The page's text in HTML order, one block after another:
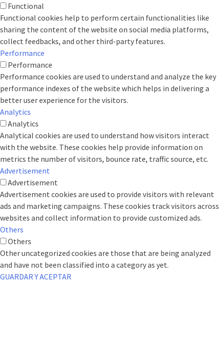
Functional
Functional cookies help to perform certain functionalities like
sharing the content of the website on social media platforms,
collect feedbacks, and other third-party features.
Performance
Performance
Performance cookies are used to understand and analyze the key
performance indexes of the website which helps in delivering a
better user experience for the visitors.
Analytics
Analytics
Analytical cookies are used to understand how visitors interact
with the website. These cookies help provide information on
metrics the number of visitors, bounce rate, traffic source, etc.
Advertisement
Advertisement
Advertisement cookies are used to provide visitors with relevant
ads and marketing campaigns. These cookies track visitors across
websites and collect information to provide customized ads.
Others
Others
Other uncategorized cookies are those that are being analyzed
and have not been classified into a category as yet.
GUARDAR Y ACEPTAR